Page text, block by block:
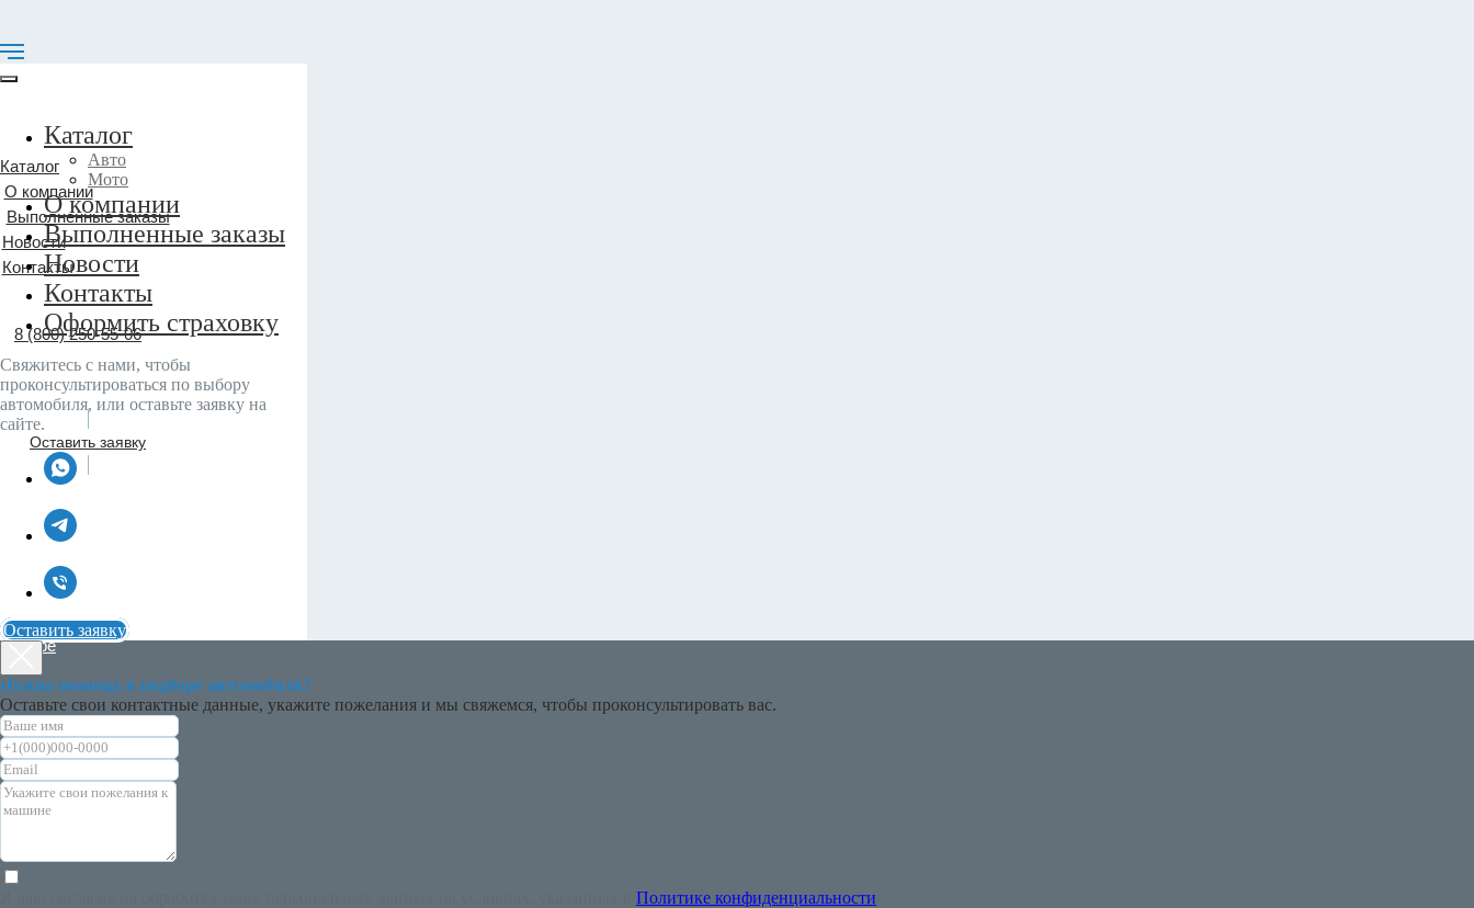
Каталог
О компании
Выполненные заказы
Новости
Контакты
8 (800) 250-55-06
Оставить заявку
Auto.ru
2ГИС
Instagram
YouTube
Вконтакте
RuTube
Каталог
Авто
Мото
О компании
Выполненные заказы
Новости
Контакты
Оформить страховку
Свяжитесь с нами, чтобы
проконсультироваться по выбору
автомобиля, или оставьте заявку на
сайте.
Оставить заявку
Нужна помощь в подборе автомобиля?
Оставьте свои контактные данные, укажите пожелания и мы свяжемся, чтобы проконсультировать вас.
Политике конфиденциальности